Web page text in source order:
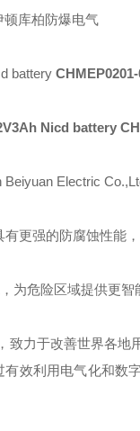
库柏防爆电气
battery
Nicd battery
Electric
更强的防腐蚀性能
为危险区域提供更
致力于改善世界各
效利用电气化和数